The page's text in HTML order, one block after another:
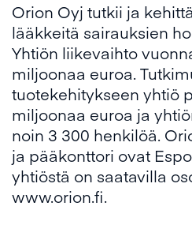
Orion Oyj tutkii ja
lääkkeitä sairauksien
Yhtiön liikevaihto
miljoonaa euroa.
tuotekehitykseen yhtiö
miljoonaa euroa ja
noin 3 300 henkilöä.
ja pääkonttori ovat
yhtiöstä on saatavilla
www.orion.fi.